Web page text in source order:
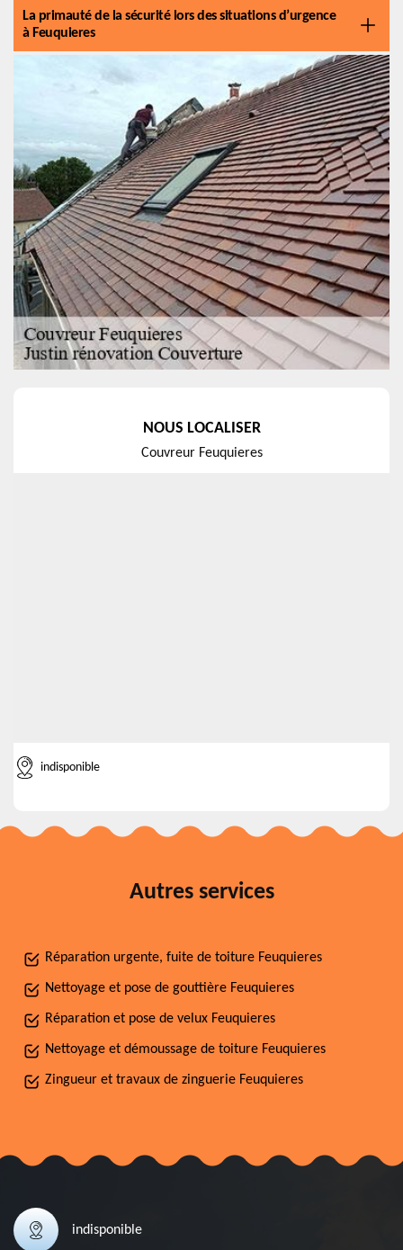
La primauté de la sécurité lors des situations d’urgence
à Feuquieres
NOUS LOCALISER
Couvreur Feuquieres
indisponible
Autres services
Réparation urgente, fuite de toiture Feuquieres
Nettoyage et pose de gouttière Feuquieres
Réparation et pose de velux Feuquieres
Nettoyage et démoussage de toiture Feuquieres
Zingueur et travaux de zinguerie Feuquieres
indisponible